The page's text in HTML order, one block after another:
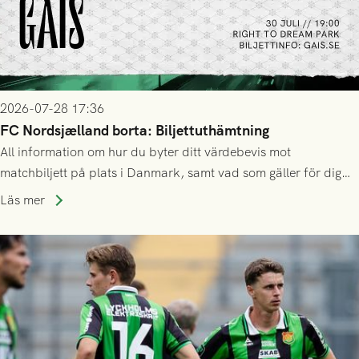
2026-07-28 17:36
FC Nordsjælland borta: Biljettuthämtning
All information om hur du byter ditt värdebevis mot
matchbiljett på plats i Danmark, samt vad som gäller för dig
som står på reservlista eller fått förhinder.
Läs mer